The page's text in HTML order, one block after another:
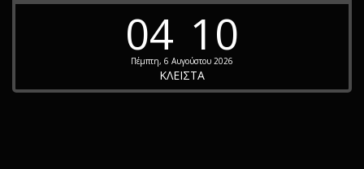
04 10
Πέμπτη, 6 Αυγούστου 2026
ΚΛΕΙΣΤΑ